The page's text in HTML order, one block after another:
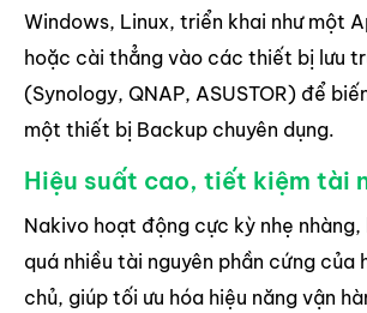
Windows, Linux, triển khai như một
hoặc cài thẳng vào các thiết bị lưu
(Synology, QNAP, ASUSTOR) để
một thiết bị Backup chuyên dụng.
Hiệu suất cao, tiết kiệm tài
Nakivo hoạt động cực kỳ nhẹ
quá nhiều tài nguyên phần cứng của
chủ, giúp tối ưu hóa hiệu năng vận